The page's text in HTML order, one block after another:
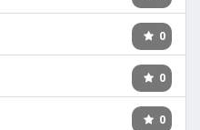
0
0
0